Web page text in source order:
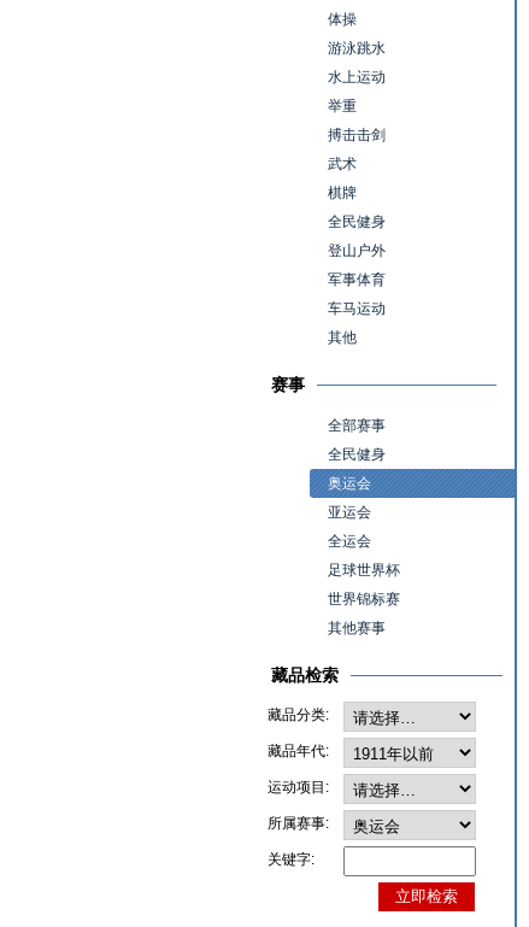
体操
游泳跳水
水上运动
举重
搏击击剑
武术
棋牌
全民健身
登山户外
军事体育
车马运动
其他
赛事
全部赛事
全民健身
奥运会
亚运会
全运会
足球世界杯
世界锦标赛
其他赛事
藏品检索
藏品分类:
藏品年代:
运动项目:
所属赛事:
关键字: